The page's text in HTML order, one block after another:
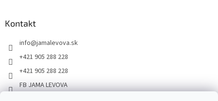
Kontakt
info@jamalevova.sk
+421 905 288 228
+421 905 288 228
FB JAMA LEVOVA